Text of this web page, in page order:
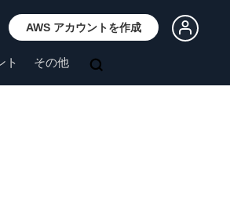
AWS アカウントを作成
ト その他